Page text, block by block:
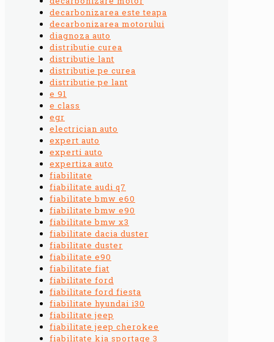
decarbonizarea este teapa
decarbonizarea motorului
diagnoza auto
distributie curea
distributie lant
distributie pe curea
distributie pe lant
e 91
e class
egr
electrician auto
expert auto
experti auto
expertiza auto
fiabilitate
fiabilitate audi q7
fiabilitate bmw e60
fiabilitate bmw e90
fiabilitate bmw x3
fiabilitate dacia duster
fiabilitate duster
fiabilitate e90
fiabilitate fiat
fiabilitate ford
fiabilitate ford fiesta
fiabilitate hyundai i30
fiabilitate jeep
fiabilitate jeep cherokee
fiabilitate kia sportage 3